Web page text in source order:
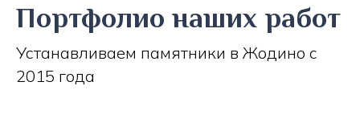
Портфолио наших работ
Устанавливаем памятники в Жодино с
2015 года